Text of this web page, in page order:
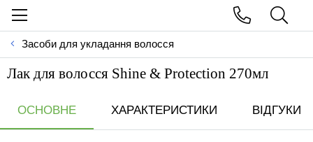
Засоби для укладання волосся
Лак для волосся Shine & Protection 270мл
ОСНОВНЕ ХАРАКТЕРИСТИКИ ВІДГУКИ